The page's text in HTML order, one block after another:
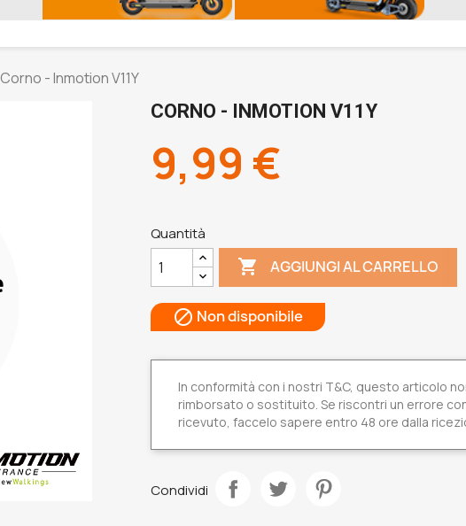
Corno - Inmotion V11Y
CORNO - INMOTION V11Y
9,99 €
Quantità
 AGGIUNGI AL CARRELLO
 Non disponibile
In conformità con i nostri T&C, questo articolo
rimborsato o sostituito. Se riscontri un errore
ricevuto, faccelo sapere entro 48 ore dalla
Condividi